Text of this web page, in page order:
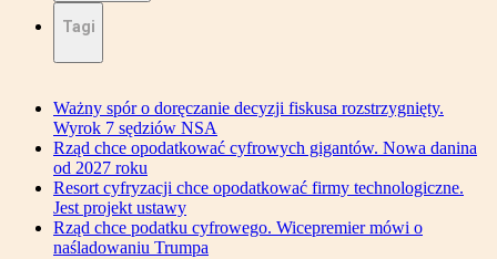
Tagi
Ważny spór o doręczanie decyzji fiskusa rozstrzygnięty.
Wyrok 7 sędziów NSA
Rząd chce opodatkować cyfrowych gigantów. Nowa danina
od 2027 roku
Resort cyfryzacji chce opodatkować firmy technologiczne.
Jest projekt ustawy
Rząd chce podatku cyfrowego. Wicepremier mówi o
naśladowaniu Trumpa